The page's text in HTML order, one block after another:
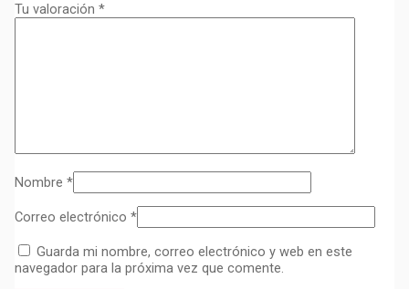
Tu valoración *
Nombre *
Correo electrónico *
Guarda mi nombre, correo electrónico y web en este
navegador para la próxima vez que comente.